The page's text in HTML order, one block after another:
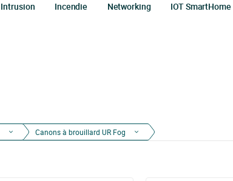
Intrusion Incendie Networking IOT SmartHome
Canons à brouillard UR Fog